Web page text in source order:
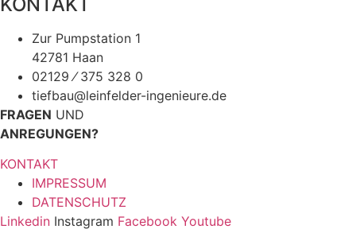
Zur Pumpstation 1
42781 Haan
02129 ⁄ 375 328 0
tiefbau@leinfelder-ingenieure.de
FRAGEN UND
ANREGUNGEN?
KONTAKT
IMPRESSUM
DATENSCHUTZ
Linkedin Instagram Facebook Youtube